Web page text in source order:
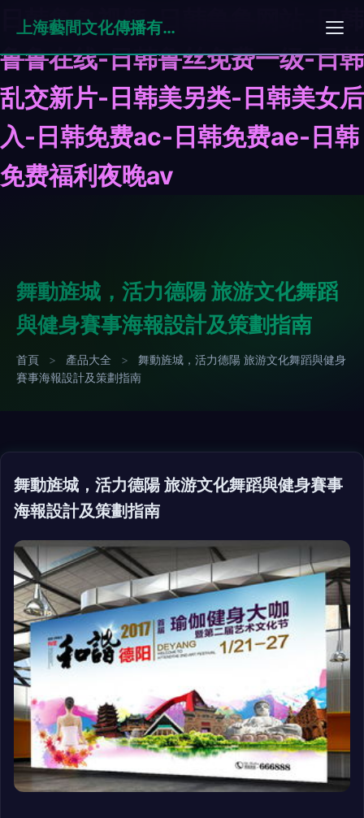
日韩鲁鲁视频-日韩鲁鲁网站-日韩
鲁鲁在线-日韩鲁丝免费一级-日韩
乱交新片-日韩美另类-日韩美女后
入-日韩免费ac-日韩免费ae-日韩
免费福利夜晚av
上海藝間文化傳播有限公司
舞動旌城，活力德陽 旅游文化舞蹈
與健身賽事海報設計及策劃指南
首頁 > 產品大全 >
舞動旌城，活力德陽 旅游文化舞蹈與健身
賽事海報設計及策劃指南
舞動旌城，活力德陽 旅游文化舞蹈與健身賽事
海報設計及策劃指南